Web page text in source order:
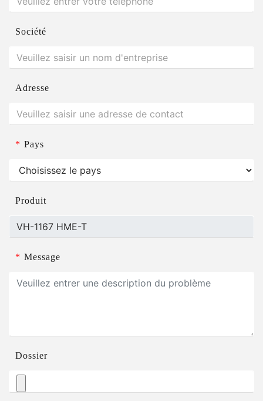
Société
Adresse
* Pays
Produit
* Message
Dossier